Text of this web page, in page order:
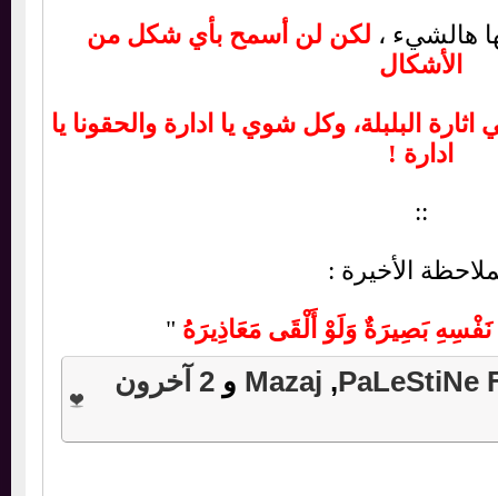
،لكن لن أسمح بأي شكل من
الأشكال
البلبلة، وكل شوي يا ادارة والحقونا يا
ادارة !
الأخيرة :
بَصِيرَةٌ وَلَوْ أَلْقَى مَعَاذِيرَهُ"
, و2 آخرون